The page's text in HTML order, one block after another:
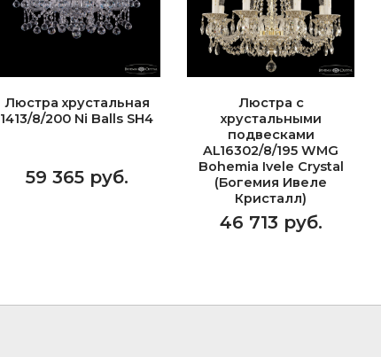
Люстра хрустальная
1413/8/200 Ni Balls SH4
59 365 руб.
Люстра с
хрустальными
подвесками
AL16302/8/195 WMG
Bohemia Ivele Crystal
(Богемия Ивеле
Кристалл)
46 713 руб.